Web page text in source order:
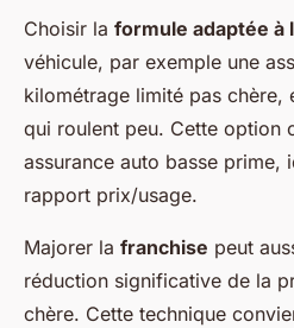
Choisir la formule adaptée à
véhicule, par exemple une
kilométrage limité pas chère,
qui roulent peu. Cette option
assurance auto basse prime,
rapport prix/usage.
Majorer la franchise peut
réduction significative de la
chère. Cette technique